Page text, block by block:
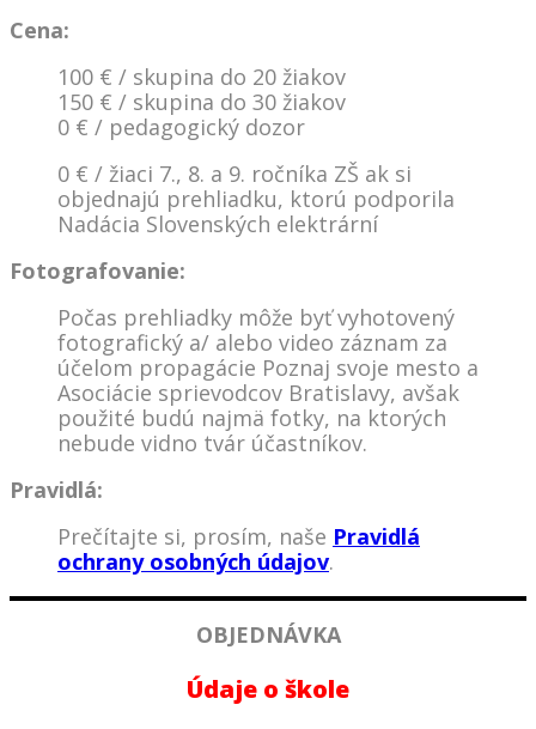
Cena:
100 € / skupina do 20 žiakov
150 € / skupina do 30 žiakov
0 € / pedagogický dozor
0 € / žiaci 7., 8. a 9. ročníka ZŠ ak si
objednajú prehliadku, ktorú podporila
Nadácia Slovenských elektrární
Fotografovanie:
Počas prehliadky môže byť vyhotovený
fotografický a/ alebo video záznam za
účelom propagácie Poznaj svoje mesto a
Asociácie sprievodcov Bratislavy, avšak
použité budú najmä fotky, na ktorých
nebude vidno tvár účastníkov.
Pravidlá:
Prečítajte si, prosím, naše Pravidlá
ochrany osobných údajov.
OBJEDNÁVKA
Údaje o škole